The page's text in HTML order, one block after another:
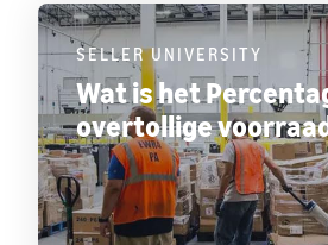
SELLER UNIVERSITY
Wat is het
overtollige